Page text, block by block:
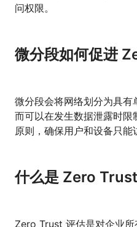
问权限。
微分段如何促进
微分段会将网络划分为具有
而可以在发生数据泄露时
原则，确保用户和设备只能
什么是 Zero
Zero Trust 评估是对企业